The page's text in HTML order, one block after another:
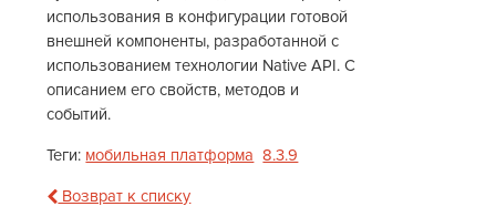
использования в конфигурации готовой
внешней компоненты, разработанной с
использованием технологии Native API. С
описанием его свойств, методов и
событий.
Теги: мобильная платформа 8.3.9
Возврат к списку